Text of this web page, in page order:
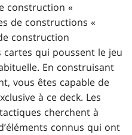
construction «
de constructions «
construction
qui poussent le jeu
En construisant
vous êtes capable de
à ce deck. Les
cherchent à
connus qui ont